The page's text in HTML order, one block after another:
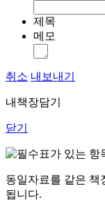
제목
메모
취소 내보내기
내책장담기
닫기
표가 있는 항
동일자료를 같은 책
됩니다.